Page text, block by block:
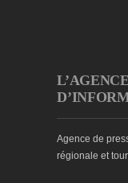
Agence de
régionale et